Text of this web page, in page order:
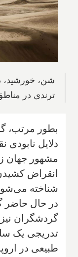
شن، خورشید،
ترندی در
بطور مرتب،
دلایل نابودی
مشهور جهان
انقراض
شناخته
در حال
گردشگران
تدریجی یک
طبیعی در